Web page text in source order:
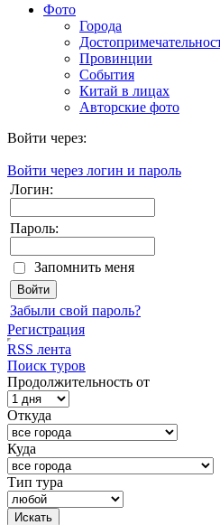
Фото
Города
Провинции
События
Китай в лицах
Авторские фото
Войти через:
Войти через логин и пароль
Логин:
Пароль:
Запомнить меня
Забыли свой пароль?
Регистрация
RSS лента
Поиск туров
Продолжительность от
Откуда
Куда
Тип тура